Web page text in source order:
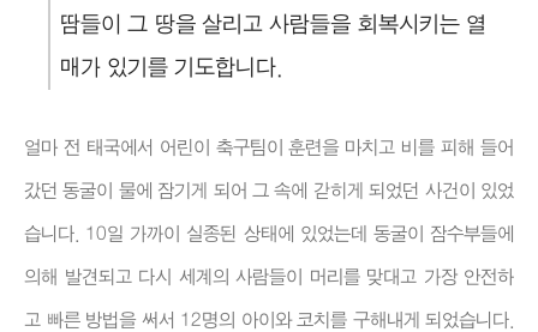
땀들이 그 땅을 살리고 사람들을 회복시키는 열
매가 있기를 기도합니다.
얼마 전 태국에서 어린이 축구팀이 훈련을 마치고 비를 피해 들어
갔던 동굴이 물에 잠기게 되어 그 속에 갇히게 되었던 사건이 있었
습니다. 10일 가까이 실종된 상태에 있었는데 동굴이 잠수부들에
의해 발견되고 다시 세계의 사람들이 머리를 맞대고 가장 안전하
고 빠른 방법을 써서 12명의 아이와 코치를 구해내게 되었습니다.